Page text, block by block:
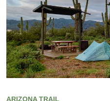
ARIZONA TRAIL